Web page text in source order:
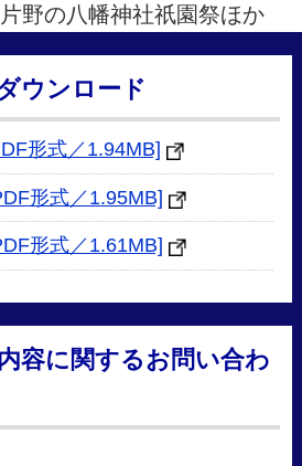
野の八幡神社祇園祭ほか
ウンロード
形式／1.94MB]
形式／1.95MB]
形式／1.61MB]
容に関するお問い合わ